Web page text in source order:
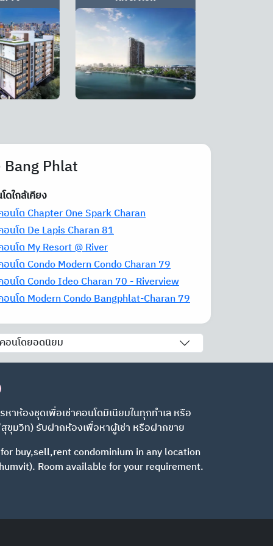
Phlat
ดใกล้เคียง
อนโด Chapter One Spark Charan
อนโด De Lapis Charan 81
อนโด My Resort @ River
อนโด Condo Modern Condo Charan 79
อนโด Condo Ideo Charan 70 - Riverview
อนโด Modern Condo Bangphlat-Charan 79
คอนโดยอดนิยม
ห้องชุดเพื่อเช่าคอนโดมิเนียมในทุกทำเล หรือ
ขุมวิท) รับฝากห้องเพื่อหาผู้เช่า หรือฝากขาย
buy,sell,rent condominium in any location
Room availablefor your requirement.